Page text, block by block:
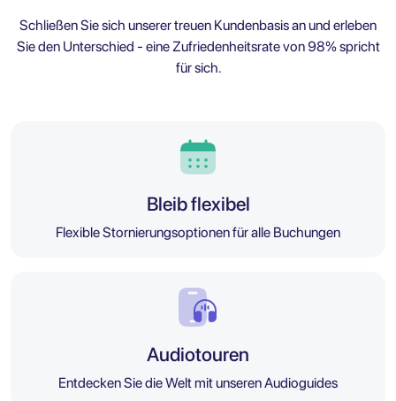
Schließen Sie sich unserer treuen Kundenbasis an und erleben
Sie den Unterschied - eine Zufriedenheitsrate von 98% spricht
für sich.
Bleib flexibel
Flexible Stornierungsoptionen für alle Buchungen
Audiotouren
Entdecken Sie die Welt mit unseren Audioguides